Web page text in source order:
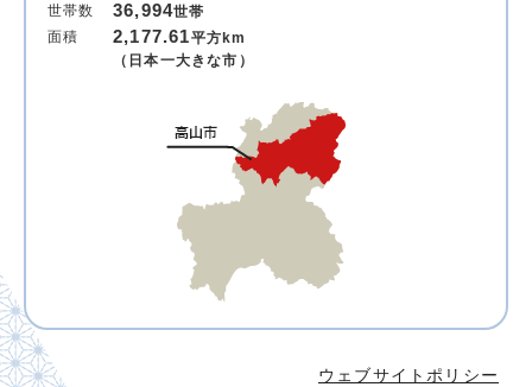
世帯数
36,994世帯
面積
2,177.61平方km
（日本一大きな市）
ウェブサイトポリシー